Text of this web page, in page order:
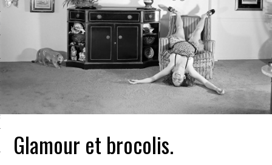
Glamour et brocolis.